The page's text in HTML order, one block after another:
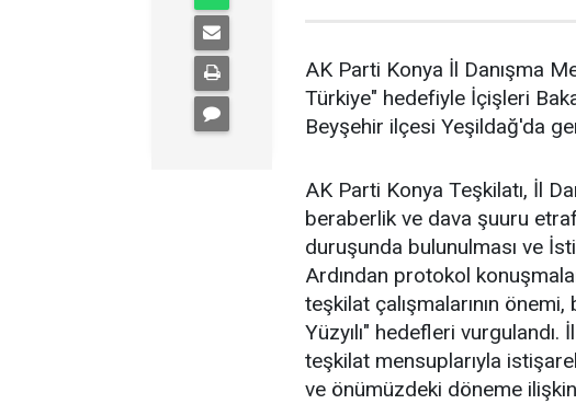
AK Parti Konya İl Danışma
Türkiye" hedefiyle İçişleri
Beyşehir ilçesi Yeşildağ'da
AK Parti Konya Teşkilatı, İl
beraberlik ve dava şuuru
duruşunda bulunulması ve
Ardından protokol
teşkilat çalışmalarının
Yüzyılı" hedefleri vurgulandı.
teşkilat mensuplarıyla
ve önümüzdeki döneme